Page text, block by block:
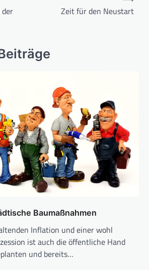
Zeit für den Neustart
Baumaßnahmen
Inflation und einer wohl
ist auch die öffentliche Hand
und bereits…